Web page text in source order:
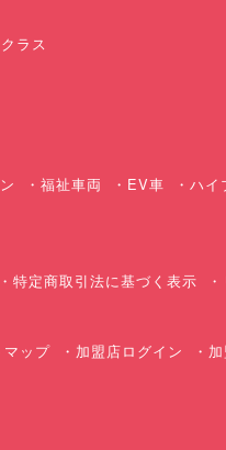
ラス
福祉車両 EV車 ハイ
特定商取引法に基づく表示
マップ 加盟店ログイン